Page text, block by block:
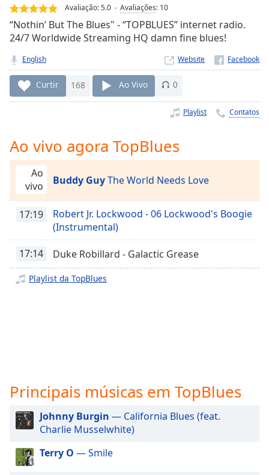
Loaded:
0.00%
Stream
Seek to
live,
currently
behind
liveLIVE
Playback
Rate
Chapters
Chapters
descriptions
subtitles
settings
dialog
subtitles
off
selected
Avaliação:5.0 Avaliações: 10
“Nothin’ But The Blues" - “TOPBLUES” internet radio.
24/7 Worldwide Streaming HQ damn fine blues!
English Website
Curtir 168 Ao Vivo 0
Playlist Contatos
Ao vivo agora TopBlues
Ao
vivo
Buddy GuyThe World Needs Love
17:19
Robert Jr. Lockwood - 06 Lockwood's Boogie
(Instrumental)
17:14 Duke Robillard - Galactic Grease
Playlist da TopBlues
Principais músicas em TopBlues
Johnny Burgin — California Blues (feat.
Charlie Musselwhite)
Terry O — Smile